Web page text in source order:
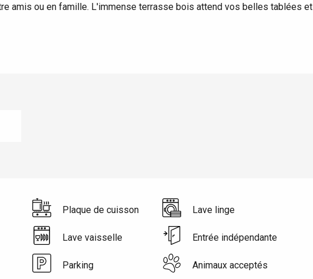
Lille 2h30
Eu
Blangy-sur-Bresle
amis ou en famille. L'immense terrasse bois attend vos belles tablées et
Plaque de cuisson Lave linge
Lave vaisselle Entrée indépendante
Parking Animaux acceptés